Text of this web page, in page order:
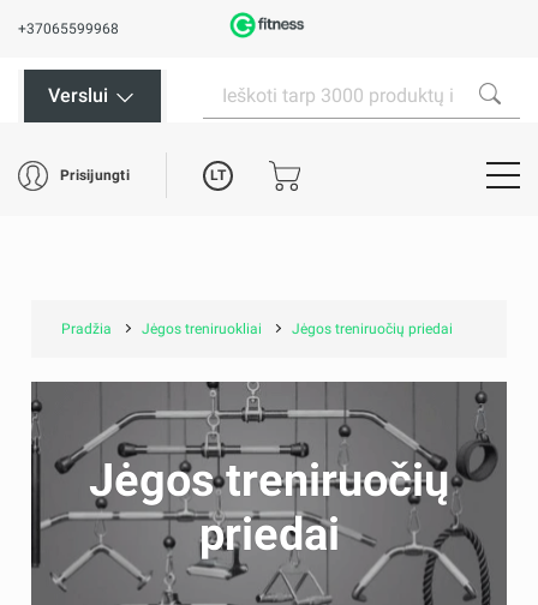
+37065599968
Verslui
Prisijungti LT
Pradžia Jėgos treniruokliai Jėgos treniruočių priedai
Jėgos treniruočių
priedai